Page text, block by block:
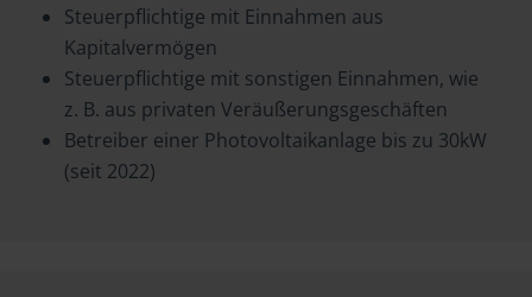
Steuerpflichtige mit Einnahmen aus
Kapitalvermögen
Steuerpflichtige mit sonstigen Einnahmen, wie
z. B. aus privaten Veräußerungsgeschäften
Betreiber einer Photovoltaikanlage bis zu 30kW
(seit 2022)